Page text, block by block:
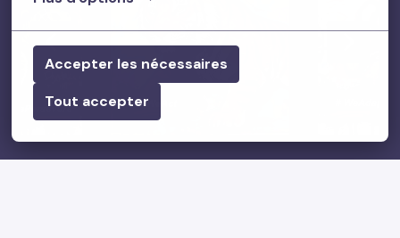
Accepter les nécessaires
Tout accepter